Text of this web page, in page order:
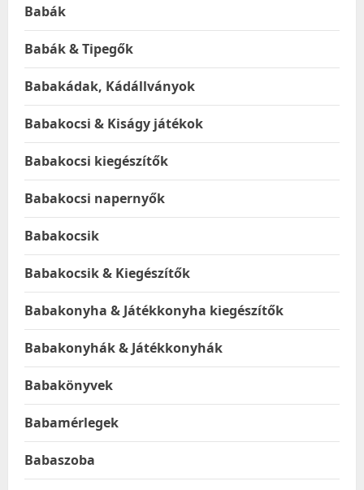
Babák
Babák & Tipegők
Babakádak, Kádállványok
Babakocsi & Kiságy játékok
Babakocsi kiegészítők
Babakocsi napernyők
Babakocsik
Babakocsik & Kiegészítők
Babakonyha & Játékkonyha kiegészítők
Babakonyhák & Játékkonyhák
Babakönyvek
Babamérlegek
Babaszoba